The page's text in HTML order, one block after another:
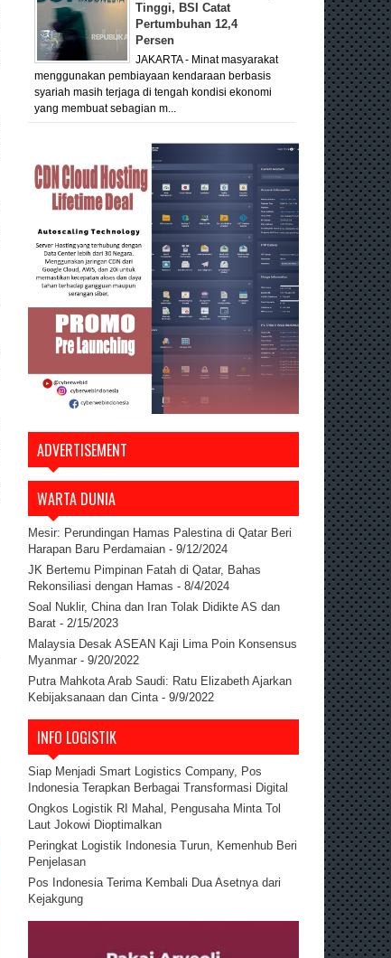
Tinggi, BSI Catat
Pertumbuhan 12,4
Persen
JAKARTA - Minat masyarakat
menggunakan pembiayaan kendaraan berbasis
syariah masih terjaga di tengah kondisi ekonomi
yang membuat sebagian m...
ADVERTISEMENT
WARTA DUNIA
Mesir: Perundingan Hamas Palestina di Qatar Beri
Harapan Baru Perdamaian - 9/12/2024
JK Bertemu Pimpinan Fatah di Qatar, Bahas
Rekonsiliasi dengan Hamas - 8/4/2024
Soal Nuklir, China dan Iran Tolak Didikte AS dan
Barat - 2/15/2023
Malaysia Desak ASEAN Kaji Lima Poin Konsensus
Myanmar - 9/20/2022
Putra Mahkota Arab Saudi: Ratu Elizabeth Ajarkan
Kebijaksanaan dan Cinta - 9/9/2022
INFO LOGISTIK
Siap Menjadi Smart Logistics Company, Pos
Indonesia Terapkan Berbagai Transformasi Digital
Ongkos Logistik RI Mahal, Pengusaha Minta Tol
Laut Jokowi Dioptimalkan
Peringkat Logistik Indonesia Turun, Kemenhub Beri
Penjelasan
Pos Indonesia Terima Kembali Dua Asetnya dari
Kejakgung